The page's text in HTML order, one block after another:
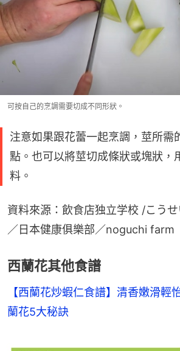
可按自己的烹調需要切成不同形狀。
注意如果跟花蕾一起烹調，莖所需
點。也可以將莖切成條狀或塊狀，
料。
資料來源：飲食店独立学校 /こう
／日本健康俱樂部／noguchi farm
西蘭花其他食譜
【西蘭花炒蝦仁食譜】清香嫩滑輕
蘭花5大秘訣